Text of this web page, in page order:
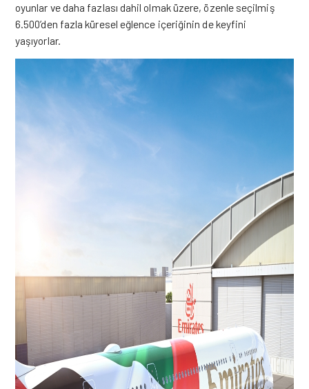
oyunlar ve daha fazlası dahil olmak üzere, özenle seçilmiş
6.500’den fazla küresel eğlence içeriğinin de keyfini
yaşıyorlar.